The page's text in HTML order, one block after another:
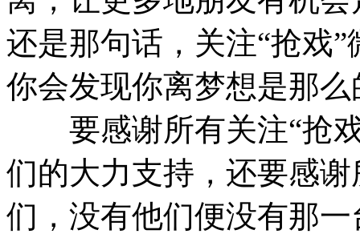
还是那句话，关注“抢戏
你会发现你离梦想是那么
要感谢所有关注“抢戏
们的大力支持，还要感
们，没有他们便没有那